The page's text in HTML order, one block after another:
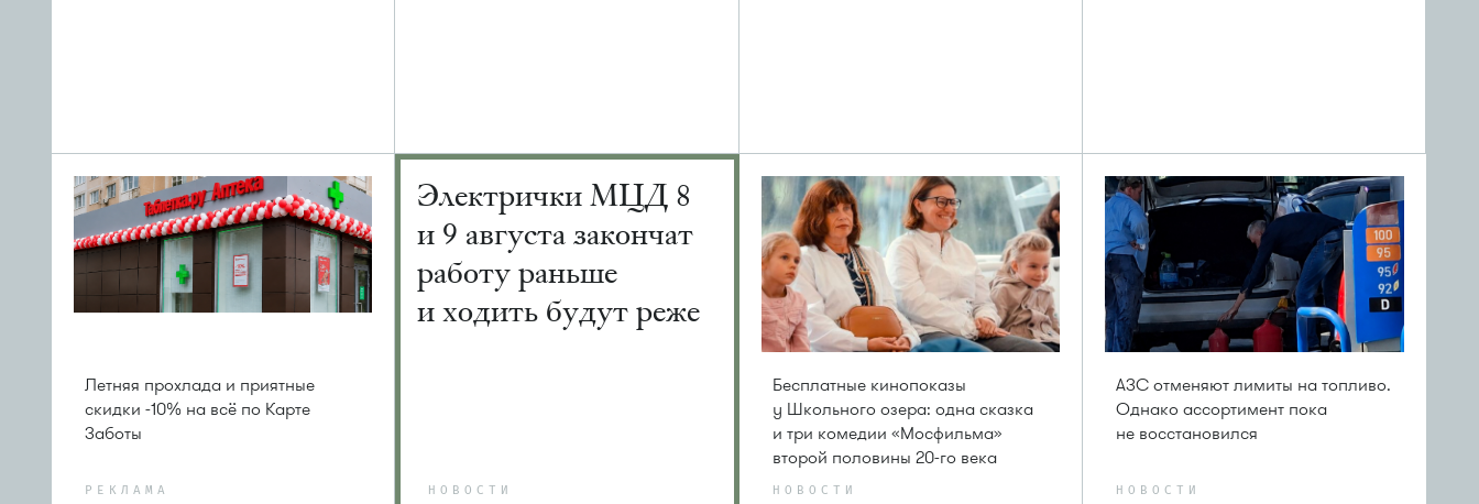
Летняя прохлада и приятные
скидки -10% на всё по Карте
Заботы
РЕКЛАМА
Электрички МЦД 8
и 9 августа закончат
работу раньше
и ходить будут реже
НОВОСТИ
Бесплатные кинопоказы
у Школьного озера: одна сказка
и три комедии «Мосфильма»
второй половины 20-го века
НОВОСТИ
АЗС отменяют лимиты на топливо.
Однако ассортимент пока
не восстановился
НОВОСТИ